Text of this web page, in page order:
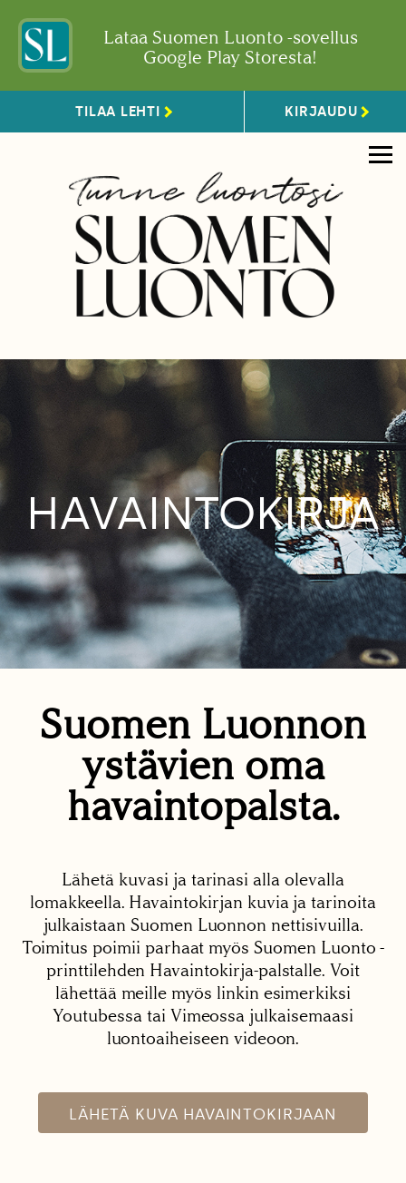
Lataa Suomen Luonto -sovellus
Google Play Storesta!
TILAA LEHTI KIRJAUDU
HAVAINTOKIRJA
Suomen Luonnon
ystävien oma
havaintopalsta.
Lähetä kuvasi ja tarinasi alla olevalla
lomakkeella. Havaintokirjan kuvia ja tarinoita
julkaistaan Suomen Luonnon nettisivuilla.
Toimitus poimii parhaat myös Suomen Luonto -
printtilehden Havaintokirja-palstalle. Voit
lähettää meille myös linkin esimerkiksi
Youtubessa tai Vimeossa julkaisemaasi
luontoaiheiseen videoon.
LÄHETÄ KUVA HAVAINTOKIRJAAN